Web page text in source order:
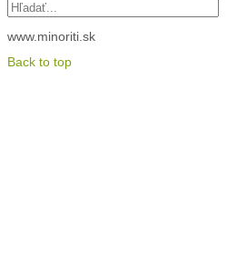
www.minoriti.sk
Back to top